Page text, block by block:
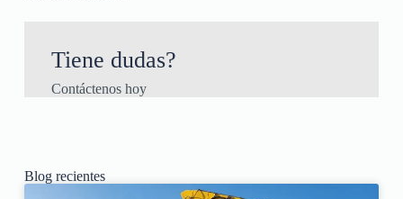
Tiene dudas?
Contáctenos hoy
Blog recientes